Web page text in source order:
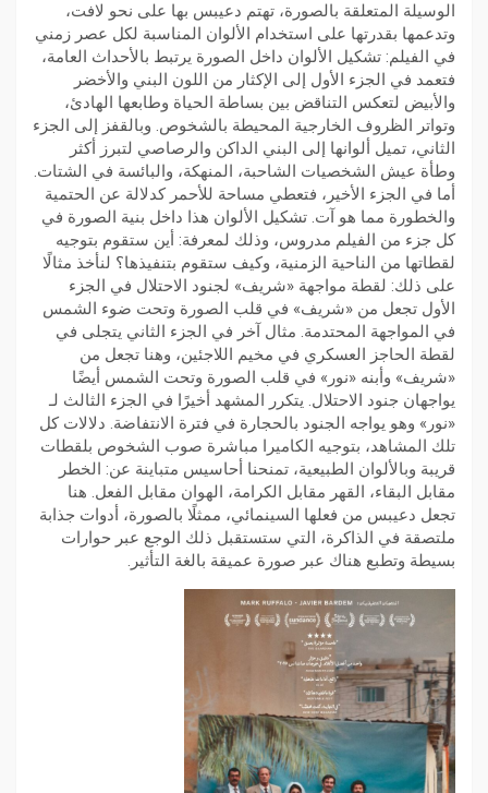
الوسيلة المتعلقة بالصورة، تهتم دعيبس بها على نحو لافت،
وتدعمها بقدرتها على استخدام الألوان المناسبة لكل عصر زمني
في الفيلم: تشكيل الألوان داخل الصورة يرتبط بالأحداث العامة،
فتعمد في الجزء الأول إلى الإكثار من اللون البني والأخضر
والأبيض لتعكس التناقض بين بساطة الحياة وطابعها الهادئ،
وتواتر الظروف الخارجية المحيطة بالشخوص. وبالقفز إلى الجزء
الثاني، تميل ألوانها إلى البني الداكن والرصاصي لتبرز أكثر
وطأة عيش الشخصيات الشاحبة، المنهكة، والبائسة في الشتات.
أما في الجزء الأخير، فتعطي مساحة للأحمر كدلالة عن الحتمية
والخطورة مما هو آت. تشكيل الألوان هذا داخل بنية الصورة في
كل جزء من الفيلم مدروس، وذلك لمعرفة: أين ستقوم بتوجيه
لقطاتها من الناحية الزمنية، وكيف ستقوم بتنفيذها؟ لنأخذ مثالًا
على ذلك: لقطة مواجهة «شريف» لجنود الاحتلال في الجزء
الأول تجعل من «شريف» في قلب الصورة وتحت ضوء الشمس
في المواجهة المحتدمة. مثال آخر في الجزء الثاني يتجلى في
لقطة الحاجز العسكري في مخيم اللاجئين، وهنا تجعل من
«شريف» وأبنه «نور» في قلب الصورة وتحت الشمس أيضًا
يواجهان جنود الاحتلال. يتكرر المشهد أخيرًا في الجزء الثالث لـ
«نور» وهو يواجه الجنود بالحجارة في فترة الانتفاضة. دلالات كل
تلك المشاهد، بتوجيه الكاميرا مباشرة صوب الشخوص بلقطات
قريبة وبالألوان الطبيعية، تمنحنا أحاسيس متباينة عن: الخطر
مقابل البقاء، القهر مقابل الكرامة، الهوان مقابل الفعل. هنا
تجعل دعيبس من فعلها السينمائي، ممثلًا بالصورة، أدوات جذابة
ملتصقة في الذاكرة، التي ستستقبل ذلك الوجع عبر حوارات
بسيطة وتطبع هناك عبر صورة عميقة بالغة التأثير.